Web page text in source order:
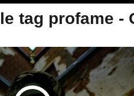
tag profame -